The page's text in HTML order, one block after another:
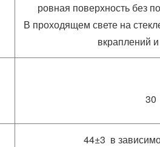
ровная поверхность без
В проходящем свете на
вкраплений и
30
44±3 в